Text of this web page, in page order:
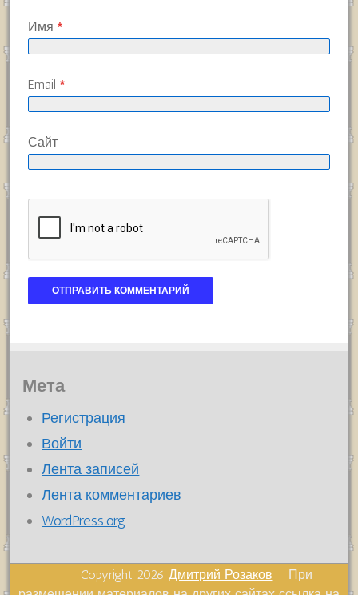
Имя *
Email *
Сайт
Мета
Регистрация
Войти
Лента записей
Лента комментариев
WordPress.org
Copyright 2026Дмитрий Розаков При